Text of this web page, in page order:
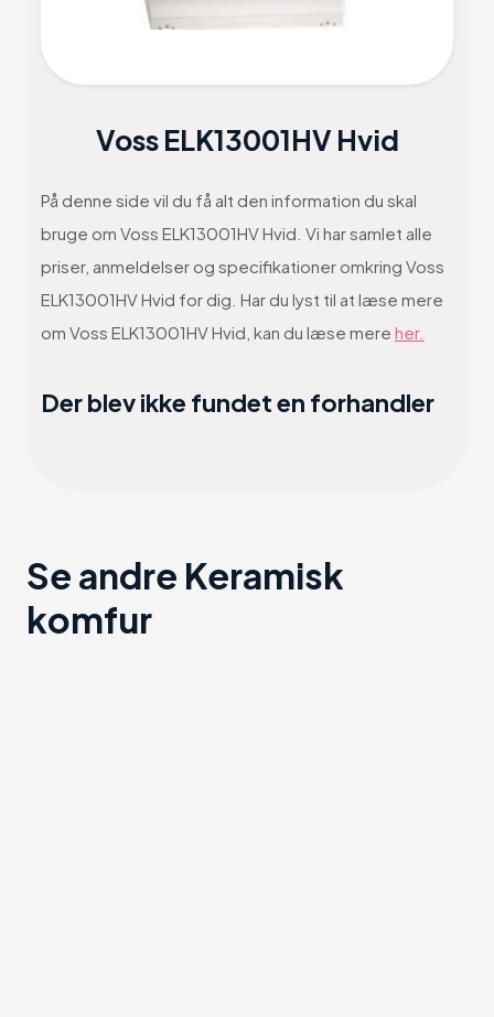
Voss ELK13001HV Hvid
På denne side vil du få alt den information du skal
bruge om Voss ELK13001HV Hvid. Vi har samlet alle
priser, anmeldelser og specifikationer omkring Voss
ELK13001HV Hvid for dig. Har du lyst til at læse mere
om Voss ELK13001HV Hvid, kan du læse mere her.
Der blev ikke fundet en forhandler
Se andre Keramisk
komfur